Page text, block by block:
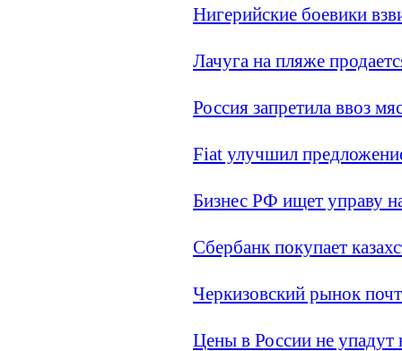
Нигерийские боевики
Лачуга на пляже
Россия запретила ввоз
Fiat улучшил
Бизнес РФ ищет управу
Сбербанк покупает
Черкизовский рынок
Цены в России не упадут